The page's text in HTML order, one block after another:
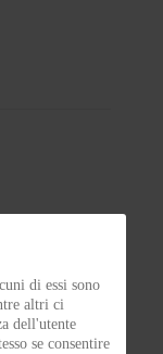
di essi sono
altri ci
dell'utente
se consentire